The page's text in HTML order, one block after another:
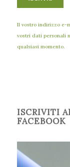
Il vostro indirizzo e-
vostri dati personali
qualsiasi momento.
ISCRIVITI
FACEBOOK